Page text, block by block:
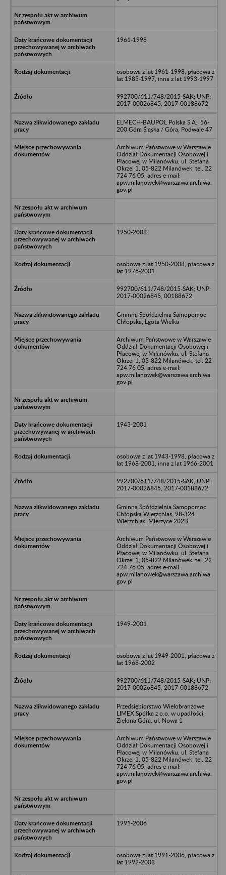
1961-1998
osobowa z lat 1961-1998, płacowa z
lat 1985-1997, inna z lat 1993-1997
992700/611/748/2015-SAK; UNP:
2017-00026845, 2017-00188672
ELMECH-BAUPOL Polska S.A., 56-
200 Góra Śląska / Góra, Podwale 47
Archiwum Państwowe w Warszawie
Oddział Dokumentacji Osobowej i
Płacowej w Milanówku, ul. Stefana
Okrzei 1, 05-822 Milanówek, tel. 22
724 76 05, adres e-mail:
apw.milanowek@warszawa.archiwa.
gov.pl
1950-2008
osobowa z lat 1950-2008, płacowa z
lat 1976-2001
992700/611/748/2015-SAK; UNP:
2017-00026845, 00188672
Gminna Spółdzielnia Samopomoc
Chłopska, Lgota Wielka
Archiwum Państwowe w Warszawie
Oddział Dokumentacji Osobowej i
Płacowej w Milanówku, ul. Stefana
Okrzei 1, 05-822 Milanówek, tel. 22
724 76 05, adres e-mail:
apw.milanowek@warszawa.archiwa.
gov.pl
1943-2001
osobowa z lat 1943-1998, płacowa z
lat 1968-2001, inna z lat 1966-2001
992700/611/748/2015-SAK; UNP:
2017-00026845, 2017-00188672
Gminna Spółdzielnia Samopomoc
Chłopska Wierzchlas, 98-324
Wierzchlas, Mierzyce 202B
Archiwum Państwowe w Warszawie
Oddział Dokumentacji Osobowej i
Płacowej w Milanówku, ul. Stefana
Okrzei 1, 05-822 Milanówek, tel. 22
724 76 05, adres e-mail:
apw.milanowek@warszawa.archiwa.
gov.pl
1949-2001
osobowa z lat 1949-2001, płacowa z
lat 1968-2002
992700/611/748/2015-SAK; UNP:
2017-00026845, 2017-00188672
Przedsiębiorstwo Wielobranżowe
LIMEX Spółka z o.o. w upadłości,
Zielona Góra, ul. Nowa 1
Archiwum Państwowe w Warszawie
Oddział Dokumentacji Osobowej i
Płacowej w Milanówku, ul. Stefana
Okrzei 1, 05-822 Milanówek, tel. 22
724 76 05, adres e-mail:
apw.milanowek@warszawa.archiwa.
gov.pl
1991-2006
osobowa z lat 1991-2006, płacowa z
lat 1992-2003